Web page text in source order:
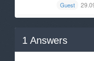
Guest
1 Answers